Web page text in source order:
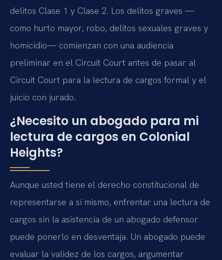
delitos Clase 1 y Clase 2. Los delitos graves —
como hurto mayor, robo, delitos sexuales graves y
homicidio— comienzan con una audiencia
preliminar en el Circuit Court antes de pasar al
Circuit Court para la lectura de cargos formal y el
juicio con jurado.
¿Necesito un abogado para mi
lectura de cargos en Colonial
Heights?
Aunque usted tiene el derecho constitucional de
representarse a sí mismo, enfrentar una lectura de
cargos sin la asistencia de un abogado defensor
puede ponerlo en desventaja. Un abogado puede
evaluar la validez de los cargos, argumentar